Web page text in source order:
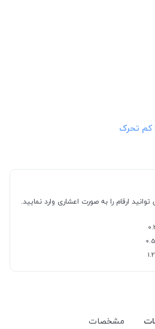
کم تحرک
ارقام را به صورت اعشاری وارد نمایید.
مشخصات